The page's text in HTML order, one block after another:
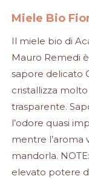
Miele Bio
Il miele bio di
Mauro Remedi
sapore delicato
cristallizza
trasparente.
l’odore quasi
mentre l’aroma
mandorla.
elevato potere